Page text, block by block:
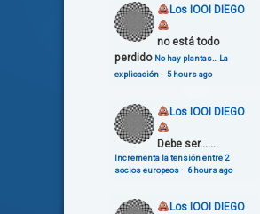
Los IOOI DIEGO
no está todo
perdido No hay plantas… La
explicación· 5 hours ago
Los IOOI DIEGO
Debe ser.......
Incrementa la tensión entre 2
socios europeos· 6 hours ago
Los IOOI DIEGO